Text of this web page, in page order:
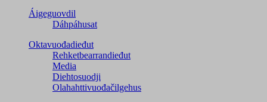
Áigeguovdil
Dáhpáhusat
Oktavuođadieđut
Rehketbearrandieđut
Media
Diehtosuodji
Olahahttivuođačilgehus